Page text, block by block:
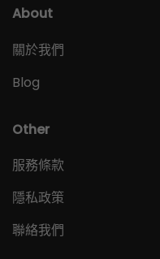
About
關於我們
Blog
Other
服務條款
隱私政策
聯絡我們